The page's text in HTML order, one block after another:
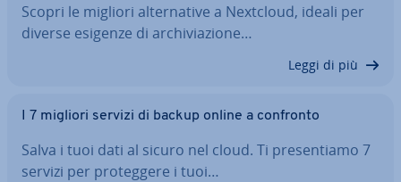
Scopri le migliori al­ter­na­ti­ve a Nextcloud, ideali per
diverse esigenze di ar­chi­via­zio­ne…
Leggi di più
I 7 migliori servizi di backup online a confronto
Salva i tuoi dati al sicuro nel cloud. Ti pre­sen­tia­mo 7
servizi per pro­teg­ge­re i tuoi…